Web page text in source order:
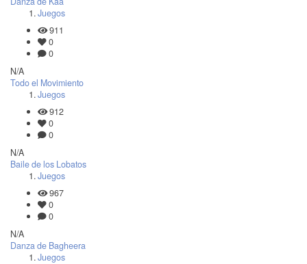
Juegos
911
0
0
N/A
Todo el Movimiento
Juegos
912
0
0
N/A
Baile de los Lobatos
Juegos
967
0
0
N/A
Danza de Bagheera
Juegos